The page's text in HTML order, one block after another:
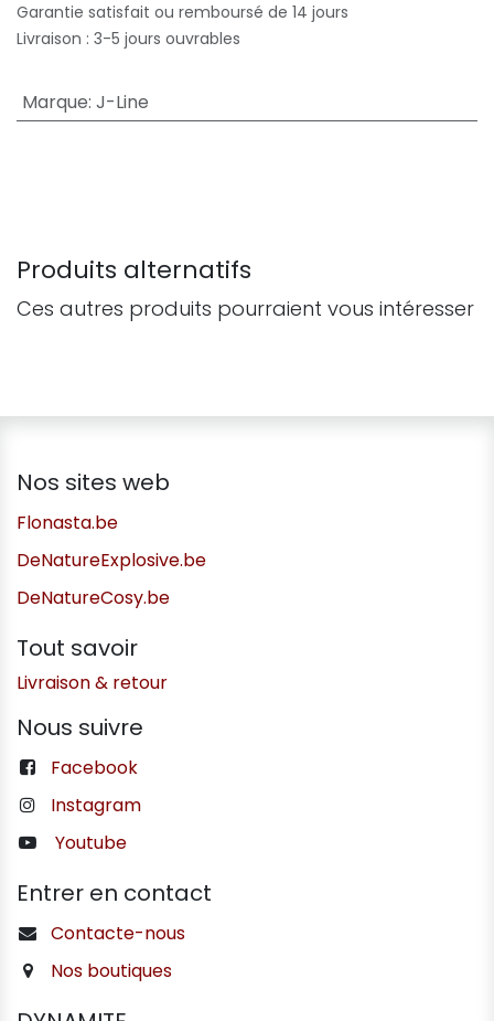
Garantie satisfait ou remboursé de 14 jours
Livraison : 3-5 jours ouvrables
Marque: J-Line
Produits alternatifs
Ces autres produits pourraient vous intéresser
Nos sites web
Flonasta.be
DeNatureExplosive.be
DeNatureCosy.be
Tout savoir
Livraison & retour
Nous suivre
Facebook
Instagram
Youtube
Entrer en contact
Contacte-nous
Nos boutiques